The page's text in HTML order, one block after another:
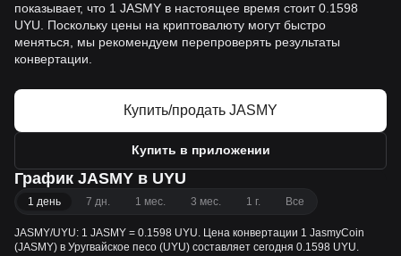
показывает, что 1 JASMY в настоящее время стоит 0.1598
UYU. Поскольку цены на криптовалюту могут быстро
меняться, мы рекомендуем перепроверять результаты
конвертации.
Купить/продать JASMY
Купить в приложении
График JASMY в UYU
1 день 7 дн. 1 мес. 3 мес. 1 г. Все
JASMY/UYU: 1 JASMY = 0.1598 UYU. Цена конвертации 1 JasmyCoin
(JASMY) в Уругвайское песо (UYU) составляет сегодня 0.1598 UYU.